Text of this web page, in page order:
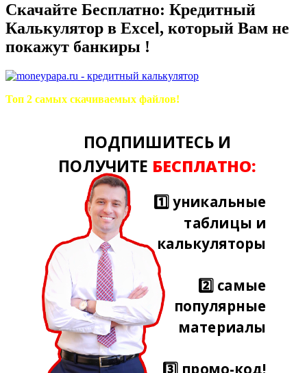
Скачайте Бесплатно: Кредитный
Калькулятор в Excel, который Вам не
покажут банкиры !
Топ 2 самых скачиваемых файлов!
ПОДПИШИТЕСЬ И
ПОЛУЧИТЕ БЕСПЛАТНО:
1️⃣ уникальные
таблицы и
калькуляторы
2️⃣ самые
популярные
материалы
3️⃣ промо-код!